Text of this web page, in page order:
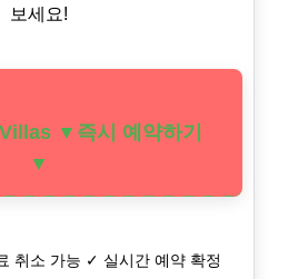
보세요!
▼즉시 예약하기
▼
취소 가능 ✓ 실시간 예약 확정